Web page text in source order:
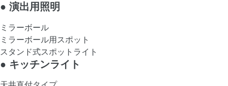
● 演出用照明
ミラーボール
ミラーボール用スポット
スタンド式スポットライト
● キッチンライト